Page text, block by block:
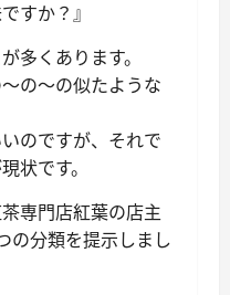
すか？』
多くあります。
の～の似たような
のですが、それで
状です。
専門店紅葉の店主
の分類を提示しまし